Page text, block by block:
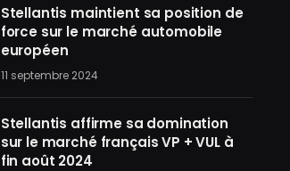
Stellantis maintient sa position de
force sur le marché automobile
européen
11 septembre 2024
Stellantis affirme sa domination
sur le marché français VP + VUL à
fin août 2024